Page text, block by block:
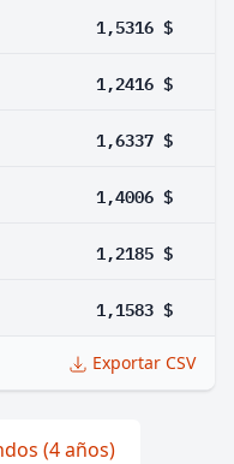
1,5316 $
1,2416 $
1,6337 $
1,4006 $
1,2185 $
1,1583 $
Exportar CSV
(4 años)